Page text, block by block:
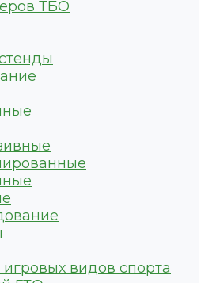
ТБО
видов спорта